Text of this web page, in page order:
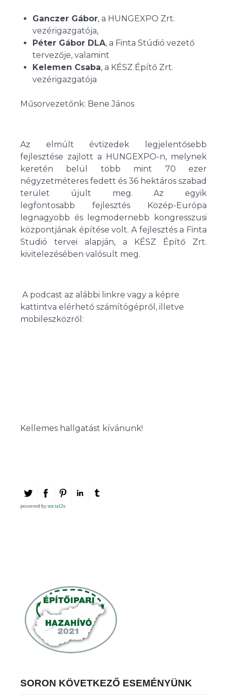
Ganczer Gábor, a HUNGEXPO Zrt.
vezérigazgatója,
Péter Gábor DLA, a Finta Stúdió vezető
tervezője, valamint
Kelemen Csaba, a KÉSZ Építő Zrt.
vezérigazgatója
Műsorvezetőnk: Bene János
Az elmúlt évtizedek legjelentősebb
fejlesztése zajlott a HUNGEXPO-n, melynek
keretén belül több mint 70 ezer
négyzetméteres fedett és 36 hektáros szabad
terület újult meg. Az egyik
legfontosabb fejlesztés Közép-Európa
legnagyobb és legmodernebb kongresszusi
központjának építése volt. A fejlesztés a Finta
Studió tervei alapján, a KÉSZ Építő Zrt.
kivitelezésében valósult meg.
A podcast az alábbi linkre vagy a képre
kattintva elérhető számítógépről, illetve
mobileszközről:
Kellemes hallgatást kívánunk!
powered bysocial2s
SORON KÖVETKEZŐ ESEMÉNYÜNK